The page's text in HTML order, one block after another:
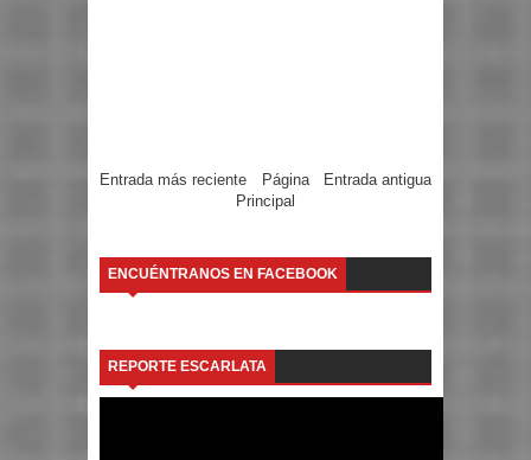
Entrada más reciente Entrada antigua
Página
Principal
ENCUÉNTRANOS EN FACEBOOK
REPORTE ESCARLATA